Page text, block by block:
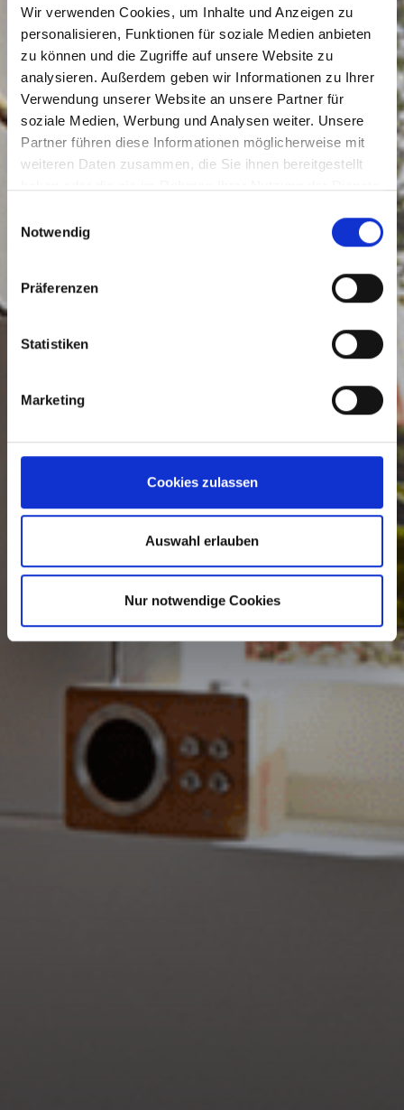
Wir verwenden Cookies, um Inhalte und Anzeigen zu
personalisieren, Funktionen für soziale Medien anbieten
zu können und die Zugriffe auf unsere Website zu
analysieren. Außerdem geben wir Informationen zu Ihrer
Verwendung unserer Website an unsere Partner für
soziale Medien, Werbung und Analysen weiter. Unsere
Partner führen diese Informationen möglicherweise mit
weiteren Daten zusammen, die Sie ihnen bereitgestellt
Notwendig
Präferenzen
Statistiken
Marketing
Cookies zulassen
Auswahl erlauben
Nur notwendige Cookies